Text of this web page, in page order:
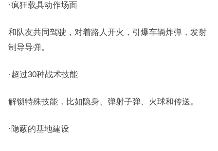
·疯狂载具动作场面
和队友共同驾驶，对着路人开火，引爆车辆炸弹，发射
制导导弹。
·超过30种战术技能
解锁特殊技能，比如隐身、弹射子弹、火球和传送。
·隐蔽的基地建设